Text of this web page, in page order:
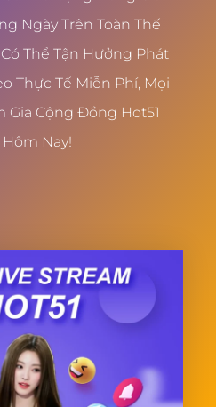
Ngày Trên Toàn Thế
Có Thể Tận Hưởng Phát
Thực Tế Miễn Phí, Mọi
Gia Cộng Đồng Hot51
Hôm Nay!